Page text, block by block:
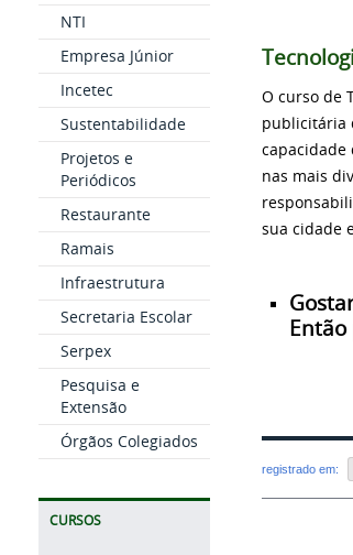
NTI
Empresa Júnior
Incetec
Sustentabilidade
Projetos e
Periódicos
Restaurante
Ramais
Infraestrutura
Secretaria Escolar
Serpex
Pesquisa e
Extensão
Órgãos Colegiados
CURSOS
O curso de
publicitária
capacidade
nas mais
sua cidade
Então
registrado em: